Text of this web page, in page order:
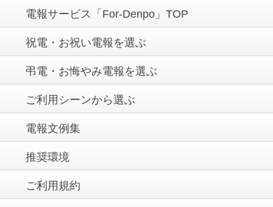
電報サービス「For-Denpo」TOP
祝電・お祝い電報を選ぶ
弔電・お悔やみ電報を選ぶ
ご利用シーンから選ぶ
電報文例集
推奨環境
ご利用規約